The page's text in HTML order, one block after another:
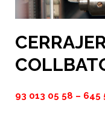
93 013 05 58 – 645